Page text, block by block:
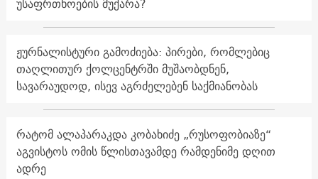
ჟურნალისტური გამოძიება: პირები, რომლებიც
თაღლითურ ქოლცენტრში მუშაობდნენ,
სავარაუდოდ, ისევ აგრძელებენ საქმიანობას
რატომ ალაპარაკდა კობახიძე „რუსოფობიაზე“
აგვისტოს ომის წლისთავამდე რამდენიმე დღით
ადრე